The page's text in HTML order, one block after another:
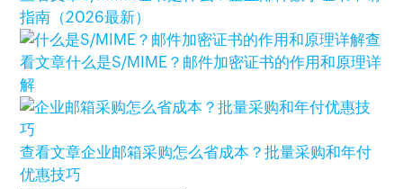
指南（2026最新）
查
看文章什么是S/MIME？邮件加密证书的作用和原理详
解
查看文章企业邮箱采购怎么省成本？批量采购和年付
优惠技巧